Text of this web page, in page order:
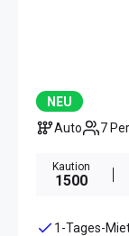
NEU
Auto
7
Kaution
1500
1-Tages-